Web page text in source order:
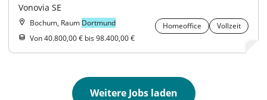
Vonovia SE
Bochum, Raum Dortmund Homeoffice
Vollzeit
Von 40.800,00 € bis 98.400,00 €
Weitere Jobs laden